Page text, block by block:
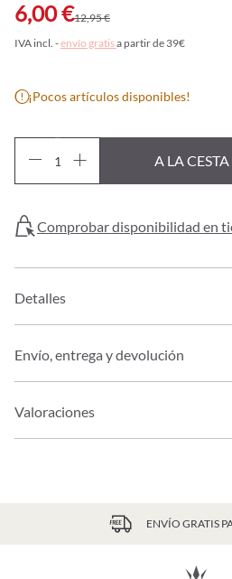
6,00 €12,95 €
IVA incl. -envío gratisa partir de 39€
¡Pocos artículos disponibles!
A LA
Comprobar disponibilidad en
Detalles
Envío, entrega y devolución
Valoraciones
ENVÍO GRATIS